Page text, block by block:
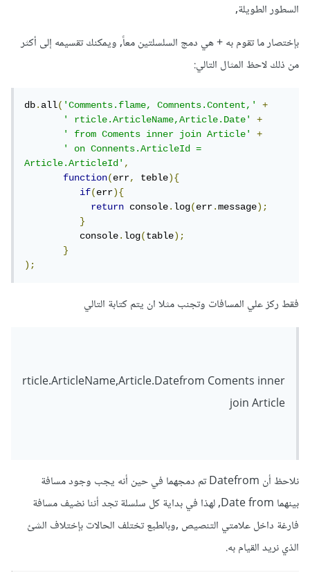
السطور الطويلة,
بإختصار ما تقوم به + هي دمج السلسلتين معاً, ويمكنك تقسيمه إلى أكثر
من ذلك لاحظ المثال التالي:
db.all('Comments.flame, Comnents.Content,'
+
' rticle.ArticleName,Article.Date'
+
' from Coments inner join Article'
+
' on Connents.ArticleId =
Article.ArticleId',
function(err, teble){
if(err){
return console.log(err.message);
}
          console
.log(table);
}
);
فقط ركز علي المسافات وتجنب مثلا ان يتم كتابة التالي
rticle.ArticleName,Article.Datefrom Coments inner
join Article
نلاحظ أن Datefrom تم دمجهما في حين أنه يجب وجود مسافة
بينهما Date from, لهذا في بداية كل سلسلة تجد أننا نضيف مسافة
فارغة داخل علامتي التنصيص ,وبالطبع تختلف الحالات بإختلاف الشئ
الذي نريد القيام به.